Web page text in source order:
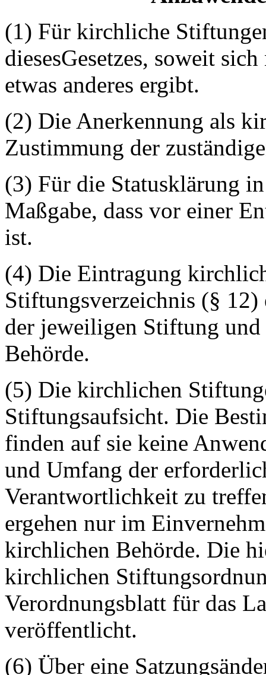
(1) Für kirchliche
diesesGesetzes, soweit sich
etwas anderes ergibt.
(2) Die Anerkennung als
Zustimmung der
(3) Für die Statusklärung
Maßgabe, dass vor einer
ist.
(4) Die Eintragung
Stiftungsverzeichnis (§
der jeweiligen Stiftung
Behörde.
(5) Die kirchlichen
Stiftungsaufsicht. Die
finden auf sie keine
und Umfang der
Verantwortlichkeit zu
ergehen nur im
kirchlichen Behörde. Die
kirchlichen
Verordnungsblatt für das
veröffentlicht.
(6) Über eine